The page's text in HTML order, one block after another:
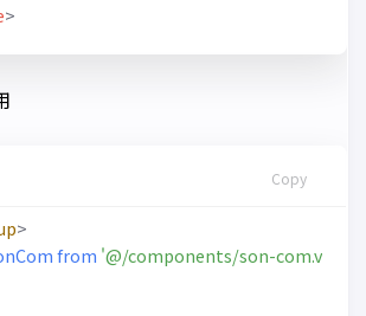
>
Copy
>
from '@/components/son-com.vue'